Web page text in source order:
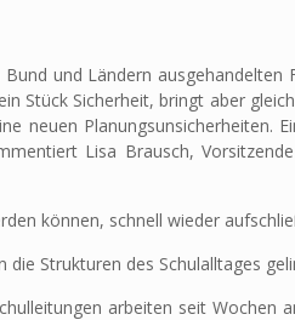
und Ländern
Stück Sicherheit, bringt aber
neuen Planungsunsicherheiten.
Lisa Brausch,
können, schnell wieder
Strukturen des Schulalltages
arbeiten seit Wochen